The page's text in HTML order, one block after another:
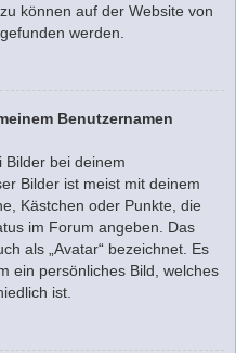
können auf der Website von
gefunden werden.
Benutzernamen
Bilder bei deinem
Bilder ist meist mit deinem
Kästchen oder Punkte, die
im Forum angeben. Das
als „Avatar“ bezeichnet. Es
ein persönliches Bild, welches
ist.